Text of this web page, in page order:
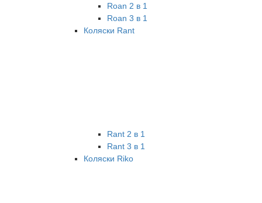
Roan 2 в 1
Roan 3 в 1
Коляски Rant
Rant 2 в 1
Rant 3 в 1
Коляски Riko